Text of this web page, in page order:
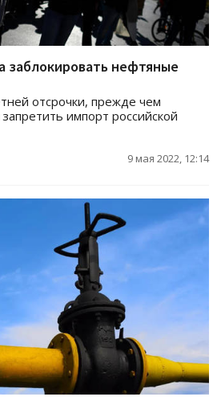
заблокировать нефтяные
отсрочки, прежде чем
импорт российской
9 мая 2022, 12:14